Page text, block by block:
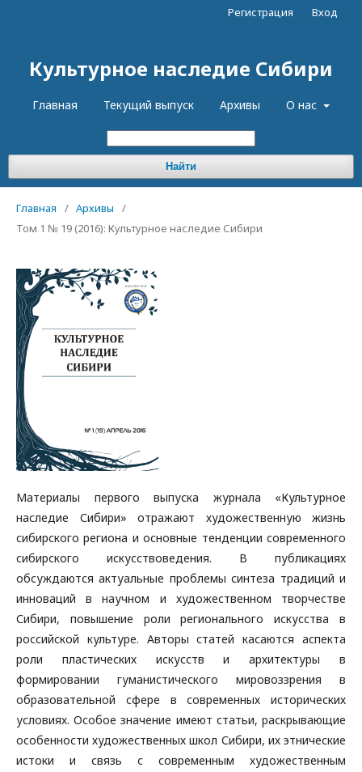
Культурное наследие Сибири
Главная Текущий выпуск Архивы О нас
Найти
Регистрация Вход
Главная / Архивы
/
Том 1 № 19 (2016): Культурное наследие Сибири
Материалы первого выпуска журнала «Культурное
наследие Сибири» отражают художественную жизнь
сибирского региона и основные тенденции современного
сибирского искусствоведения. В публикациях
обсуждаются актуальные проблемы синтеза традиций и
инноваций в научном и художественном творчестве
Сибири, повышение роли регионального искусства в
российской культуре. Авторы статей касаются аспекта
роли пластических искусств и архитектуры в
формировании гуманистического мировоззрения в
образовательной сфере в современных исторических
условиях. Особое значение имеют статьи, раскрывающие
особенности художественных школ Сибири, их этнические
истоки и связь с современным художественным